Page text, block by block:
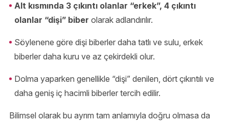
Alt kısmında 3 çıkıntı olanlar “erkek”, 4 çıkıntı
olanlar “dişi” biber olarak adlandırılır.
Söylenene göre dişi biberler daha tatlı ve sulu, erkek
biberler daha kuru ve az çekirdekli olur.
Dolma yaparken genellikle “dişi” denilen, dört çıkıntılı ve
daha geniş iç hacimli biberler tercih edilir.
Bilimsel olarak bu ayrım tam anlamıyla doğru olmasa da